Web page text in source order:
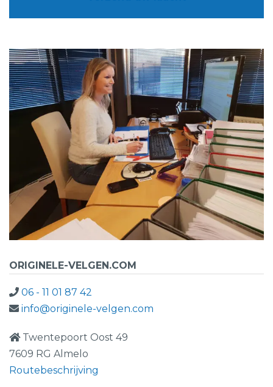
ORIGINELE-VELGEN.COM
06 - 11 01 87 42
info@originele-velgen.com
Twentepoort Oost 49
7609 RG Almelo
Routebeschrijving